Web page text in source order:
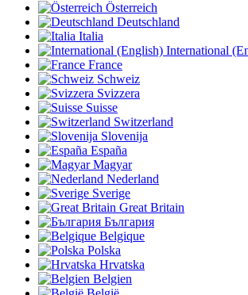
Österreich
Deutschland
Italia
International
France
Schweiz
Svizzera
Suisse
Switzerland
Slovenija
España
Magyar
Nederland
Sverige
Great Britain
България
Belgique
Polska
Hrvatska
Belgien